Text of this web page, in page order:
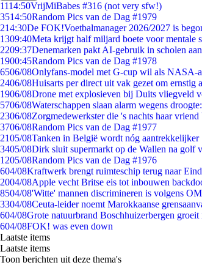
1114:50VrijMiBabes #316 (not very sfw!)
3514:50Random Pics van de Dag #1979
214:30De FOK!Voetbalmanager 2026/2027 is
1309:40Meta krijgt half miljard boete voor mentale
2209:37Denemarken pakt AI-gebruik in scholen
1900:45Random Pics van de Dag #1978
6506/08Onlyfans-model met G-cup wil als NASA-
2406/08Huisarts per direct uit vak gezet om ernstig
1906/08Drone met explosieven bij Duits vliegveld
5706/08Waterschappen slaan alarm wegens
2306/08Zorgmedewerkster die 's nachts haar vriend
3706/08Random Pics van de Dag #1977
2105/08Tanken in België wordt nóg aantrekkelijker
3405/08Dirk sluit supermarkt op de Wallen na golf
1205/08Random Pics van de Dag #1976
604/08Kraftwerk brengt ruimteschip terug naar
2004/08Apple vecht Britse eis tot inbouwen
8504/08'Witte' mannen discrimineren is volgens
3304/08Ceuta-leider noemt Marokkaanse
604/08Grote natuurbrand Boschhuizerbergen groeit
604/08FOK! was even down
Laatste items
Laatste items
Toon berichten uit deze thema's